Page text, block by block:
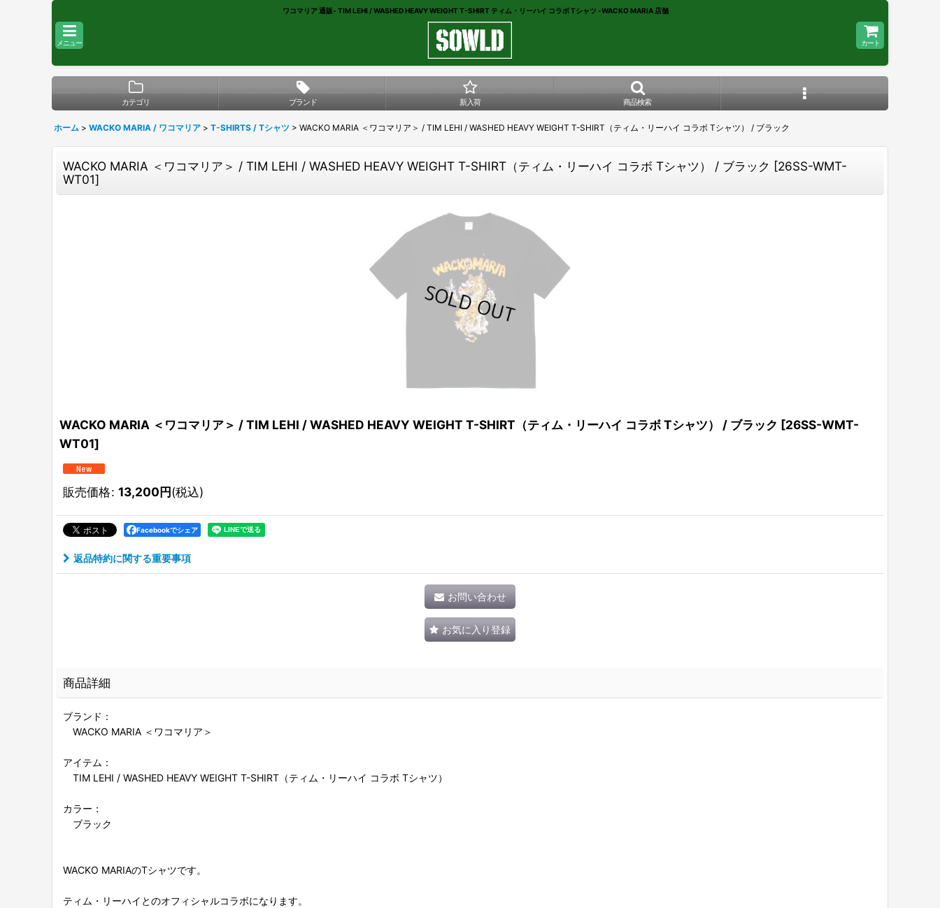
ワコマリア 通販- TIM LEHI / WASHED HEAVY WEIGHT T-SHIRT ティム・リーハイ コラボ Tシャツ -WACKO MARIA 店舗
メニュー カート
カテゴリ ブランド 新入荷 商品検索
ホーム > WACKO MARIA / ワコマリア > T-SHIRTS / Tシャツ > WACKO MARIA ＜ワコマリア＞ / TIM LEHI / WASHED HEAVY WEIGHT T-SHIRT（ティム・リーハイ コラボ Tシャツ） / ブラック
WACKO MARIA ＜ワコマリア＞ / TIM LEHI / WASHED HEAVY WEIGHT T-SHIRT（ティム・リーハイ コラボ Tシャツ） / ブラック [26SS-WMT-
WT01]
WACKO MARIA ＜ワコマリア＞ / TIM LEHI / WASHED HEAVY WEIGHT T-SHIRT（ティム・リーハイ コラボ Tシャツ） / ブラック [26SS-WMT-
WT01]
販売価格: 13,200円(税込)
Facebookでシェア
返品特約に関する重要事項
お問い合わせ
お気に入り登録
商品詳細
ブランド：
WACKO MARIA ＜ワコマリア＞
アイテム：
TIM LEHI / WASHED HEAVY WEIGHT T-SHIRT（ティム・リーハイ コラボ Tシャツ）
カラー：
ブラック
WACKO MARIAのTシャツです。
ティム・リーハイとのオフィシャルコラボになります。